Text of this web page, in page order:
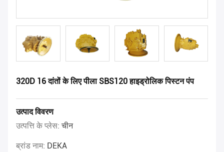
320D 16 दांतों के लिए पीला SBS120 हाइड्रोलिक पिस्टन पंप
उत्पाद विवरण
उत्पत्ति के प्लेस:चीन
ब्रांड नाम: DEKA